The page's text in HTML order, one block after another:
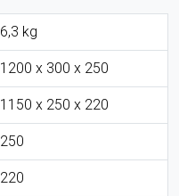
6,3 kg
1200 x 300 x 250
1150 x 250 x 220
250
220